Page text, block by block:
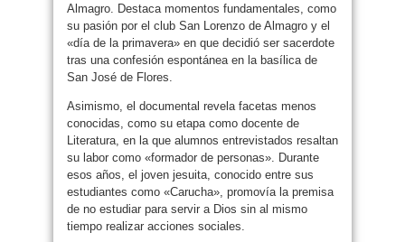
Almagro. Destaca momentos fundamentales, como
su pasión por el club San Lorenzo de Almagro y el
«día de la primavera» en que decidió ser sacerdote
tras una confesión espontánea en la basílica de
San José de Flores.
Asimismo, el documental revela facetas menos
conocidas, como su etapa como docente de
Literatura, en la que alumnos entrevistados resaltan
su labor como «formador de personas». Durante
esos años, el joven jesuita, conocido entre sus
estudiantes como «Carucha», promovía la premisa
de no estudiar para servir a Dios sin al mismo
tiempo realizar acciones sociales.